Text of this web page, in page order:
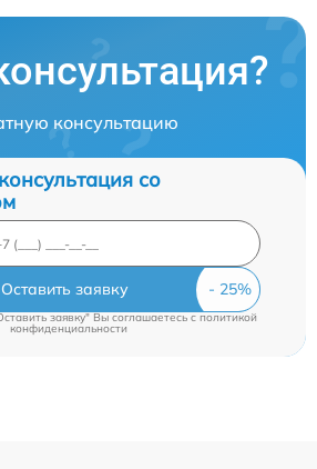
консультацию
со
Оставить заявку
заявку" Вы соглашаетесь c политикой
конфиденциальности